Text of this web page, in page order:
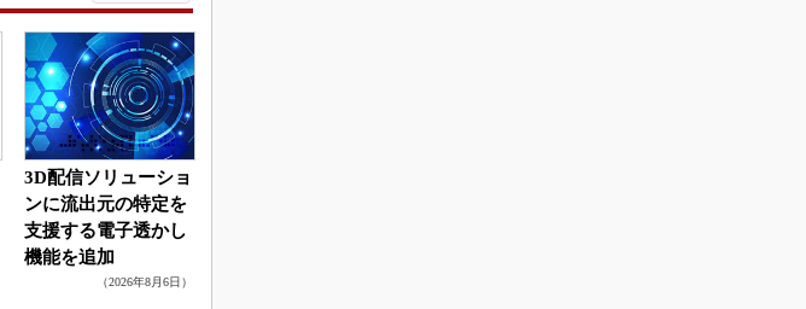
3D配信ソリューショ
ンに流出元の特定を
支援する電子透かし
機能を追加
（2026年8月6日）